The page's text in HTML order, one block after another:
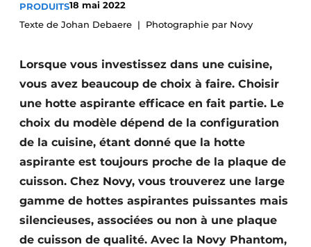
PRODUITS18 mai 2022
Texte de Johan Debaere
Photographie par Novy
Lorsque vous investissez dans une cuisine,
vous avez beaucoup de choix à faire. Choisir
une hotte aspirante efficace en fait partie. Le
choix du modèle dépend de la configuration
de la cuisine, étant donné que la hotte
aspirante est toujours proche de la plaque de
cuisson. Chez Novy, vous trouverez une large
gamme de hottes aspirantes puissantes mais
silencieuses, associées ou non à une plaque
de cuisson de qualité. Avec la Novy Phantom,